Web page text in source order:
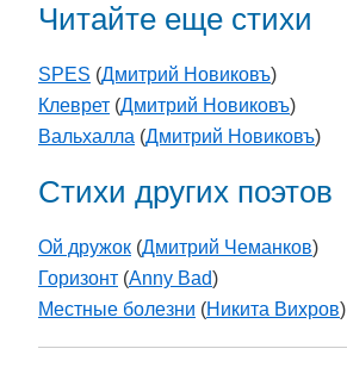
Читайте еще стихи
SPES (Дмитрий Новиковъ)
Клеврет (Дмитрий Новиковъ)
Вальхалла (Дмитрий Новиковъ)
Стихи других поэтов
Ой дружок (Дмитрий Чеманков)
Горизонт (Anny Bad)
Местные болезни (Никита Вихров)